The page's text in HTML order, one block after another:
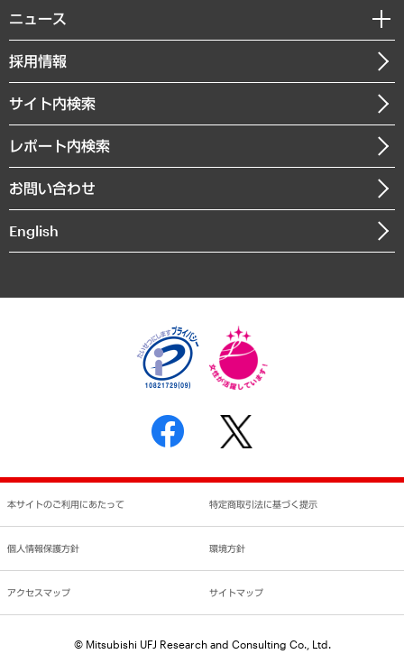
共生・ダイバーシティ
GRC（ガバナンス・リスク・コンプライアンス）・防災（政策）
経済・産業・雇用・労働
まちづくり・観光・交通・スポーツ・スマートシティ
自然資源・農林水産業・食料システム
経営用語集
受託・受注実績（官公庁関連）
メディア掲載・出演
受託案件情報
私たちの想い
社長メッセージ
会社概要
沿革
組織図・本部部室紹介
インドネシア現地法人
個人情報保護方針
反社会的勢力に対する基本方針
書面による個人情報の開示等の請求の手続きについて
ニュース
ニュースリリース
お知らせ
採用情報
サイト内検索
レポート内検索
お問い合わせ
English
本サイトのご利用にあたって 特定商取引法に基づく提示
個人情報保護方針 環境方針
アクセスマップ サイトマップ
© Mitsubishi UFJ Research and Consulting Co., Ltd.